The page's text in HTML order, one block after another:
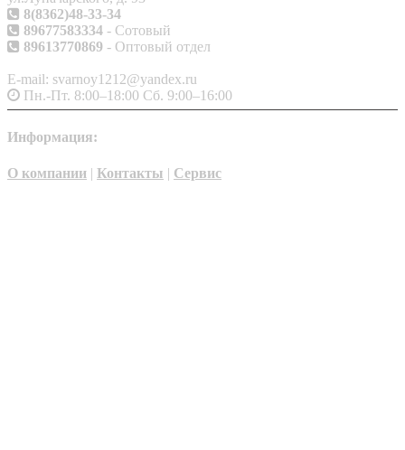
8(8362)48-33-34
89677583334 - Сотовый
89613770869 - Оптовый отдел
E-mail: svarnoy1212@yandex.ru
Пн.-Пт. 8:00–18:00 Сб. 9:00–16:00
Информация:
О компании | Контакты | Сервис